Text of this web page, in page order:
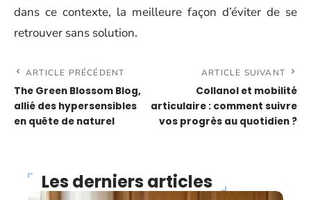
dans ce contexte, la meilleure façon d’éviter de se
retrouver sans solution.
ARTICLE PRÉCÉDENT
The Green Blossom Blog,
allié des hypersensibles
en quête de naturel
ARTICLE SUIVANT
Collanol et mobilité
articulaire : comment suivre
vos progrès au quotidien ?
Les derniers articles